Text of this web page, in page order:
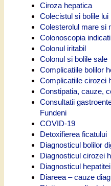
Ciroza hepatica
Colecistul si bolile lui
Colesterolul mare si
Colonoscopia
Colonul iritabil
Colonul si bolile sale
Complicatiile bolilor
Complicatiile cirozei
Constipatia, cauze,
Consultatii
Fundeni
COVID-19
Detoxifierea ficatului
Diagnosticul bolilor
Diagnosticul cirozei
Diagnosticul hepatitei
Diareea – cauze